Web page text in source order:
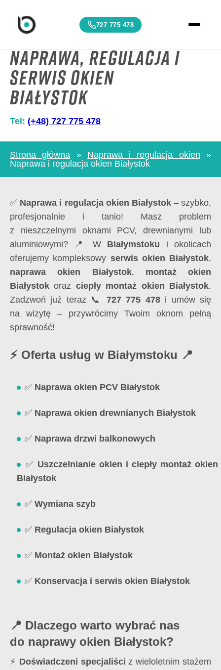
727 775 478
Naprawa, regulacja i
serwis Okien
Białystok
Tel: (+48) 727 775 478
Strona główna » Naprawa i regulacja okien »
Naprawa i regulacja okien Białystok
✅ Naprawa i regulacja okien Białystok– szybko,
profesjonalnie i tanio! Masz problem
z nieszczelnymi oknami PCV, drewnianymi lub
aluminiowymi? 📍 W Białymstoku i okolicach
oferujemy kompleksowy serwis okien Białystok,
naprawa okien Białystok, montaż okien
Białystok oraz ciepły montaż okien Białystok.
Zadzwoń już teraz 📞 727 775 478i umów się
na wizytę – przywrócimy Twoim oknom pełną
sprawność!
⚡ Oferta usług w Białymstoku 📍
✅ Naprawa okien PCV Białystok
✅ Naprawa okien drewnianych Białystok
✅ Naprawa drzwi balkonowych
✅ Uszczelnianie okien i ciepły montaż okien
Białystok
✅Wymiana szyb
✅ Regulacja okien Białystok
✅ Montaż okien Białystok
✅ Konservacja i serwis okien Białystok
📍 Dlaczego warto wybrać nas
do naprawy okien Białystok?
⚡ Doświadczeni specjaliści z wieloletnim stażem